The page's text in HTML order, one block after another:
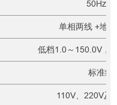
50Hz/
单相两线 +地
低档1.0～150.0V，/
标准纯
110V、220V及